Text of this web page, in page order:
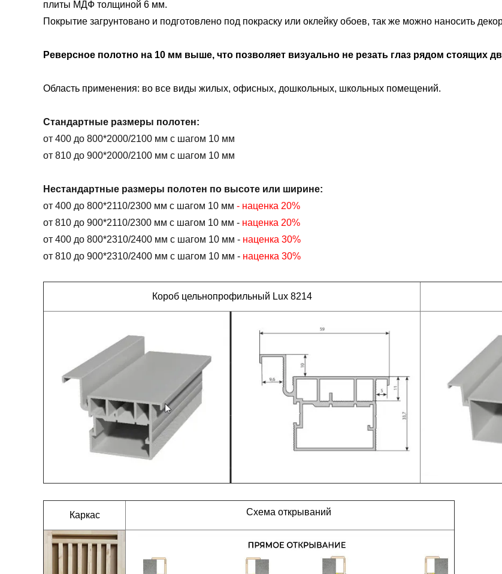
плиты МДФ толщиной 6 мм.
Покрытие загрунтовано и подготовлено под покраску или оклейку обоев, так же можно наносить
Реверсное полотно на 10 мм выше, что позволяет визуально не резать глаз рядом стоящих
Область применения: во все виды жилых, офисных, дошкольных, школьных помещений.
Стандартные размеры полотен:
от 400 до 800*2000/2100 мм с шагом 10 мм
от 810 до 900*2000/2100 мм с шагом 10 мм
Нестандартные размеры полотен по высоте или ширине:
от 400 до 800*2110/2300 мм с шагом 10 мм - наценка 20%
от 810 до 900*2110/2300 мм с шагом 10 мм - наценка 20%
от 400 до 800*2310/2400 мм с шагом 10 мм - наценка 30%
от 810 до 900*2310/2400 мм с шагом 10 мм - наценка 30%
Короб цельнопрофильный Lux 8214
Каркас Схема открываний